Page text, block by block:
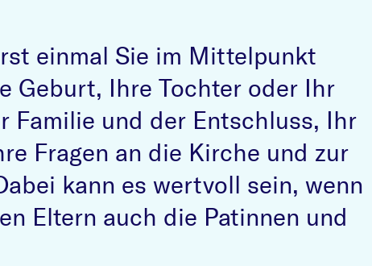
einmal Sie im Mittelpunkt
Geburt, Ihre Tochter oder Ihr
Familie und der Entschluss, Ihr
Fragen an die Kirche und zur
kann es wertvoll sein, wenn
Eltern auch die Patinnen und